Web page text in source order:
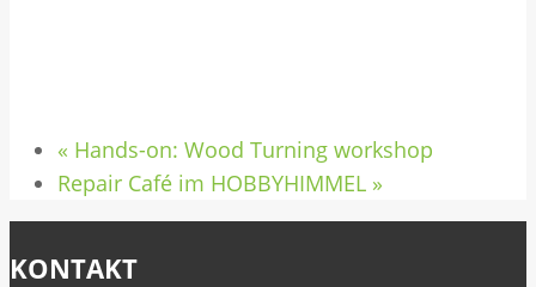
« Hands-on: Wood Turning workshop
Repair Café im HOBBYHIMMEL »
KONTAKT